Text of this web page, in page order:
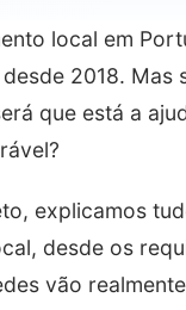
local em
2018. Mas
que está a
explicamos
desde os
vão